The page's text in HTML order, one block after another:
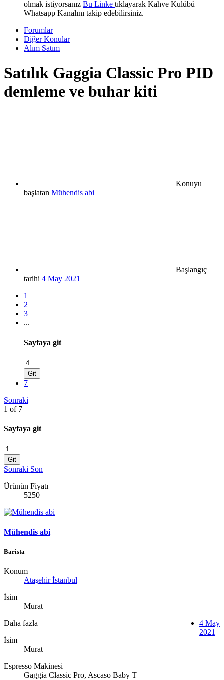
olmak istiyorsanız Bu Linke tıklayarak Kahve Kulübü
Whatsapp Kanalını takip edebilirsiniz.
Forumlar
Diğer Konular
Alım Satım
Satılık Gaggia Classic Pro PID
demleme ve buhar kiti
Konuyu
başlatan Mühendis abi
Başlangıç
tarihi 4 May 2021
1
2
3
...
Sayfaya git
Git
7
Sonraki
1 of 7
Sayfaya git
Git
Sonraki Son
Ürünün Fiyatı
5250
Mühendis abi
Barista
Konum
Ataşehir İstanbul
İsim
Murat
Daha fazla
İsim
Murat
Espresso Makinesi
Gaggia Classic Pro, Ascaso Baby T
4 May
2021